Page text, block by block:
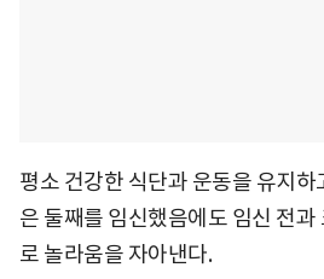
평소 건강한 식단과 운동을 유지하
은 둘째를 임신했음에도 임신 전과
로 놀라움을 자아낸다.